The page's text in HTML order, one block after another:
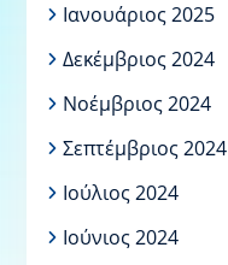
Ιανουάριος 2025
Δεκέμβριος 2024
Νοέμβριος 2024
Σεπτέμβριος 2024
Ιούλιος 2024
Ιούνιος 2024